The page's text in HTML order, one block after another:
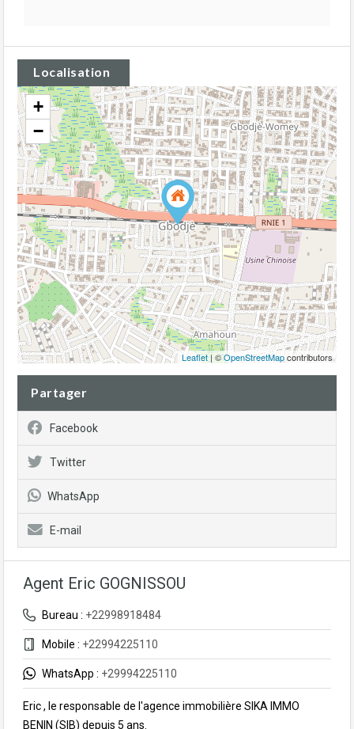
Localisation
+
−
Leaflet| ©OpenStreetMapcontributors
Partager
Facebook
Twitter
WhatsApp
E-mail
Agent Eric GOGNISSOU
Bureau : +22998918484
Mobile : +22994225110
WhatsApp : +29994225110
Eric , le responsable de l'agence immobilière SIKA IMMO
BENIN (SIB) depuis 5 ans.